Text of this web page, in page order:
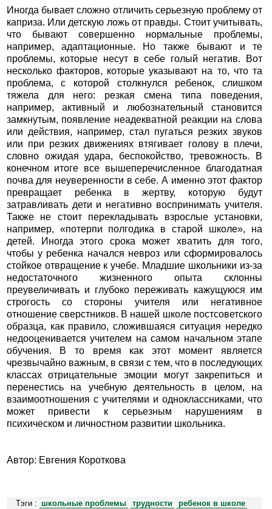
Иногда бывает сложно отличить серьезную проблему от
каприза. Или детскую ложь от правды. Стоит учитывать,
что бывают совершенно нормальные проблемы,
например, адаптационные. Но также бывают и те
проблемы, которые несут в себе голый негатив. Вот
несколько факторов, которые указывают на то, что та
проблема, с которой столкнулся ребенок, слишком
тяжела для него: резкая смена типа поведения,
например, активный и любознательный становится
замкнутым, появление неадекватной реакции на слова
или действия, например, стал пугаться резких звуков
или при резких движениях втягивает голову в плечи,
словно ожидая удара, беспокойство, тревожность. В
конечном итоге все вышеперечисленное благодатная
почва для неуверенности в себе. А именно этот фактор
превращает ребенка в жертву, которую будут
затравливать дети и негативно воспринимать учителя.
Также не стоит перекладывать взрослые установки,
например, «потерпи полгодика в старой школе», на
детей. Иногда этого срока может хватить для того,
чтобы у ребенка начался невроз или сформировалось
стойкое отвращение к учебе. Младшие школьники из-за
недостаточного жизненного опыта склонны
преувеличивать и глубоко переживать кажущуюся им
строгость со стороны учителя или негативное
отношение сверстников. В нашей школе постсоветского
образца, как правило, сложившаяся ситуация нередко
недооценивается учителем на самом начальном этапе
обучения. В то время как этот момент является
чрезвычайно важным, в связи с тем, что в последующих
классах отрицательные эмоции могут закрепиться и
перенестись на учебную деятельность в целом, на
взаимоотношения с учителями и одноклассниками, что
может привести к серьезным нарушениям в
психическом и личностном развитии школьника.
Автор: Евгения Короткова
Тэги : школьные проблемы трудности ребенок в школе